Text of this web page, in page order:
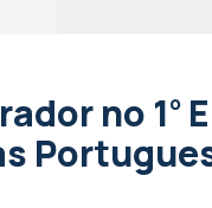
no 1º